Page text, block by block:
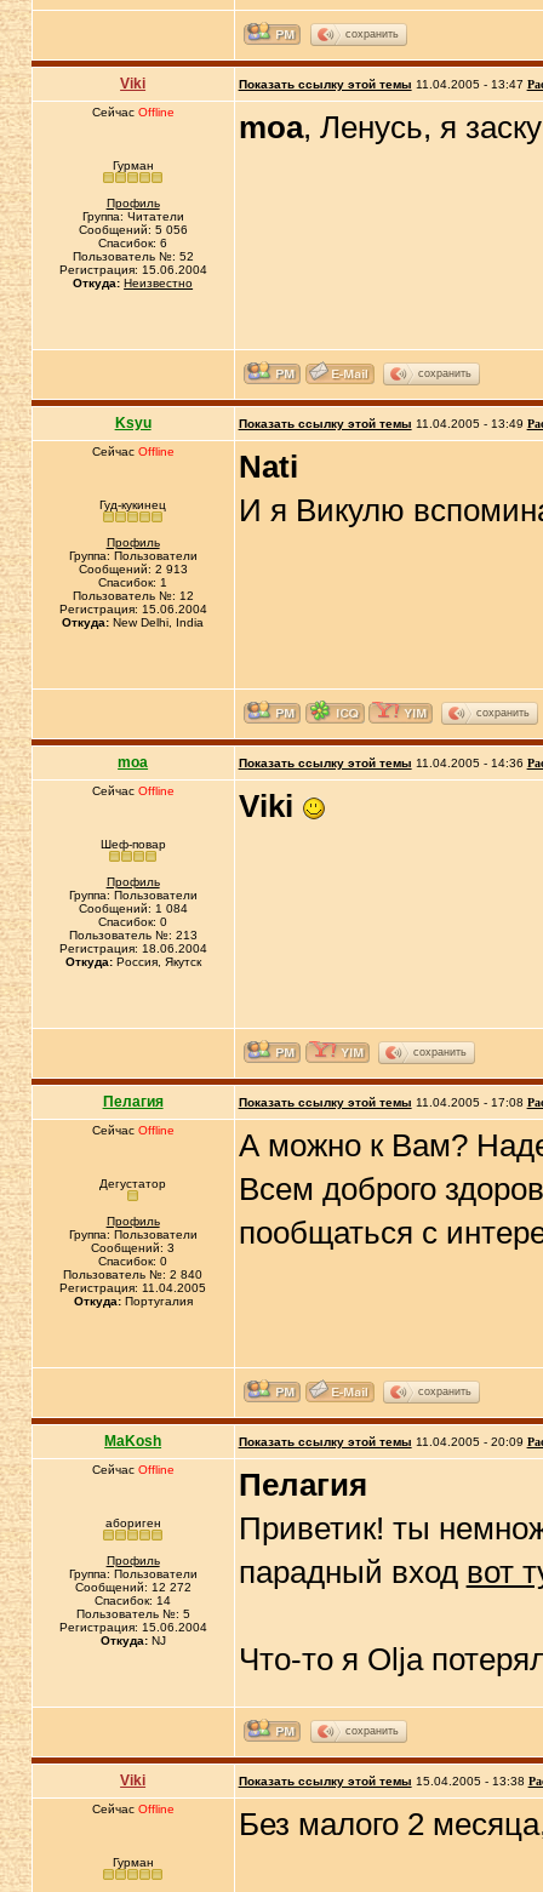
сохранить
Viki Показать ссылку этой темы 11.04.2005 - 13:47
Сейчас Offline
Гурман
Профиль
Группа: Читатели
Сообщений: 5 056
Спасибок: 6
Пользователь №: 52
Регистрация: 15.06.2004
Откуда: Неизвестно
moa, Ленусь, я
сохранить
Ksyu Показать ссылку этой темы 11.04.2005 - 13:49
Сейчас Offline
Гуд-кукинец
Профиль
Группа: Пользователи
Сообщений: 2 913
Спасибок: 1
Пользователь №: 12
Регистрация: 15.06.2004
Откуда: New Delhi, India
Nati
И я Викулю
сохранить
moa Показать ссылку этой темы 11.04.2005 - 14:36
Сейчас Offline
Шеф-повар
Профиль
Группа: Пользователи
Сообщений: 1 084
Спасибок: 0
Пользователь №: 213
Регистрация: 18.06.2004
Откуда:Россия, Якутск
Viki
сохранить
Пелагия Показать ссылку этой темы 11.04.2005 - 17:08
Сейчас Offline
Дегустатор
Профиль
Группа: Пользователи
Сообщений: 3
Спасибок: 0
Пользователь №: 2 840
Регистрация: 11.04.2005
Откуда:Португалия
А можно к Вам?
Всем доброго
пообщаться с
сохранить
MaKosh Показать ссылку этой темы 11.04.2005 - 20:09
Сейчас Offline
абориген
Профиль
Группа: Пользователи
Сообщений: 12 272
Спасибок: 14
Пользователь №: 5
Регистрация: 15.06.2004
Откуда:NJ
Пелагия
Приветик! ты
парадный вход вот
Что-то я Olja
сохранить
Viki Показать ссылку этой темы 15.04.2005 - 13:38
Сейчас Offline
Гурман
Без малого 2